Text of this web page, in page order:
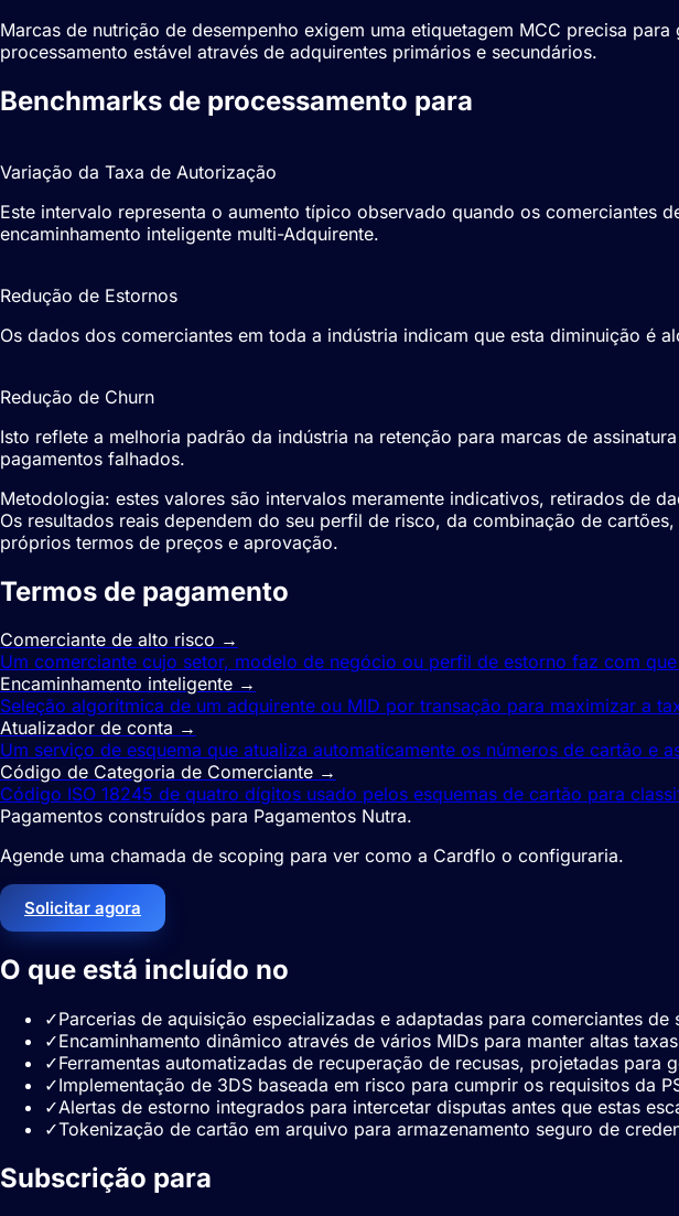
Marcas de nutrição de desempenho exigem uma etiquetagem MCC precisa
processamento estável através de adquirentes primários e secundários.
Benchmarks de processamento para
Variação da Taxa de Autorização
Este intervalo representa o aumento típico observado quando os comerciantes
encaminhamento inteligente multi-Adquirente.
Redução de Estornos
Os dados dos comerciantes em toda a indústria indicam que esta diminuição é
Redução de Churn
Isto reflete a melhoria padrão da indústria na retenção para marcas de
pagamentos falhados.
Metodologia: estes valores são intervalos meramente indicativos, retirados de
Os resultados reais dependem do seu perfil de risco, da combinação de
próprios termos de preços e aprovação.
Termos de pagamento
Comerciante de alto risco →
Um comerciante cujo setor, modelo de negócio ou perfil de estorno faz com
Encaminhamento inteligente →
Seleção algorítmica de um adquirente ou MID por transação para maximizar a
Atualizador de conta →
Um serviço de esquema que atualiza automaticamente os números de cartão e
Código de Categoria de Comerciante →
Código ISO 18245 de quatro dígitos usado pelos esquemas de cartão para
Pagamentos construídos para Pagamentos Nutra.
Agende uma chamada de scoping para ver como a Cardflo o configuraria.
Solicitar agora
O que está incluído no
✓Parcerias de aquisição especializadas e adaptadas para comerciantes
✓Encaminhamento dinâmico através de vários MIDs para manter altas
✓Ferramentas automatizadas de recuperação de recusas, projetadas
✓Implementação de 3DS baseada em risco para cumprir os requisitos da
✓Alertas de estorno integrados para intercetar disputas antes que estas
✓Tokenização de cartão em arquivo para armazenamento seguro de
Subscrição para